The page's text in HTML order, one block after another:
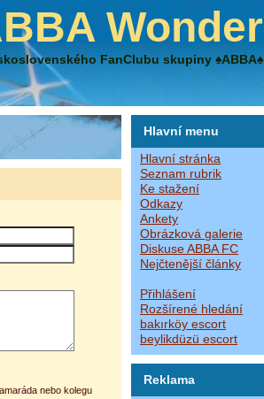
Wonder
FanClubu skupiny ♠ABBA♠
Hlavní menu
Hlavní stránka
Seznam rubrik
Ke stažení
Odkazy
Ankety
Obrázková galerie
Diskuse ABBA FC
Nejčtenější články
Přihlášení
Rozšírené hledání
bakırköy escort
beylikdüzü escort
Reklama
nebo kolegu